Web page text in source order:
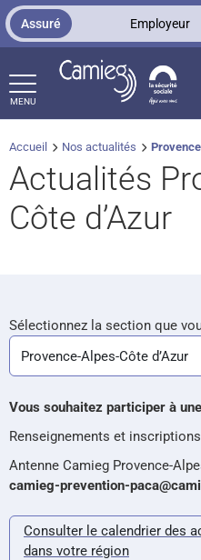
Panneau de gestion des cookies
Assuré Employeur
MENU
sourds et
Accueil Nos actualités
Actualités
Côte d’Azur
Sélectionnez la section que
Vous souhaitez participer à
Renseignements et
Antenne Camieg Provence-
camieg-prevention-
Consulter le calendrier des
dans votre région